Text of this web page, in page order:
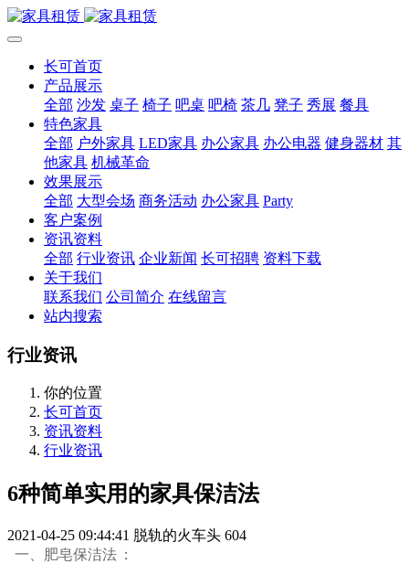
长可首页
产品展示
全部 沙发 桌子 椅子 吧桌 吧椅 茶几 凳子 秀展 餐具
特色家具
全部 户外家具 LED家具 办公家具 办公电器 健身器材 其
他家具 机械革命
效果展示
全部 大型会场 商务活动 办公家具 Party
客户案例
资讯资料
全部 行业资讯 企业新闻 长可招聘 资料下载
关于我们
联系我们 公司简介 在线留言
站内搜索
行业资讯
你的位置
长可首页
资讯资料
行业资讯
6种简单实用的家具保洁法
2021-04-25 09:44:41 脱轨的火车头 604
一、肥皂保洁法 ：